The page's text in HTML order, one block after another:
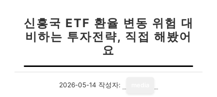
신흥국 ETF 환율 변동 위험 대
비하는 투자전략, 직접 해봤어
요
2026-05-14 작성자: